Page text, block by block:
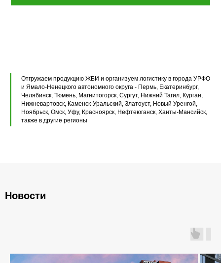
Отгружаем продукцию ЖБИ и организуем логистику в города УРФО
и Ямало-Ненецкого автономного округа - Пермь, Екатеринбург,
Челябинск, Тюмень, Магнитогорск, Сургут, Нижний Тагил, Курган,
Нижневартовск, Каменск-Уральский, Златоуст, Новый Уренгой,
Ноябрьск, Омск, Уфу, Красноярск, Нефтеюганск, Ханты-Мансийск,
также в другие регионы
Новости
О компании
Элементы лестниц
Плиты перекрытия ПБ
Плиты перекрытия ПТ
Фундаментные блоки ФБС